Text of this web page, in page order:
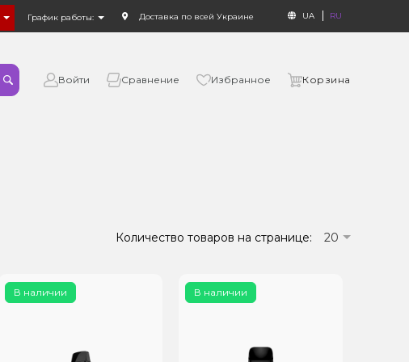
График работы: Доставка по всей Украине UA RU
Войти Сравнение Избранное Корзина
Количество товаров на странице: 20
В наличии В наличии